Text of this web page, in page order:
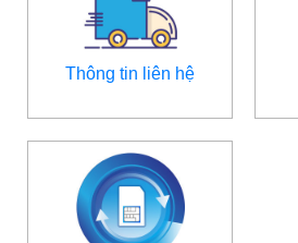
Thông tin liên hệ